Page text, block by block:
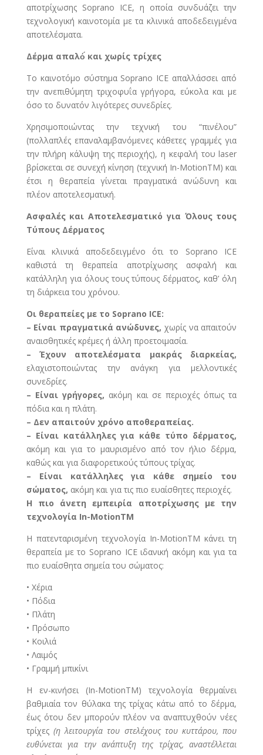
αποτρίχωσης Soprano ICE, η οποία συνδυάζει την
τεχνολογική καινοτομία με τα κλινικά αποδεδειγμένα
αποτελέσματα.
Δέρμα απαλό́ και χωρίς τρίχες
Το καινοτόμο σύστημα Soprano ICE απαλλάσσει από
την ανεπιθύμητη τριχοφυΐα γρήγορα, εύκολα και με
όσο το δυνατόν λιγότερες συνεδρίες.
Χρησιμοποιώντας την τεχνική του “πινέλου”
(πολλαπλές επαναλαμβανόμενες κάθετες γραμμές για
την πλήρη κάλυψη της περιοχής), η κεφαλή του laser
βρίσκεται σε συνεχή κίνηση (τεχνική In-MotionTM) και
έτσι η θεραπεία γίνεται πραγματικά ανώδυνη και
πλέον αποτελεσματική.
Ασφαλές και Αποτελεσματικό για Όλους τους
Τύπους Δέρματος
Είναι κλινικά αποδεδειγμένο ότι το Soprano ICE
καθιστά τη θεραπεία αποτρίχωσης ασφαλή και
κατάλληλη για όλους τους τύπους δέρματος, καθ’ όλη
τη διάρκεια του χρόνου.
Οι θεραπείες με το Soprano ICE:
– Είναι πραγματικά ανώδυνες, χωρίς να απαιτούν
αναισθητικές κρέμες ή άλλη προετοιμασία.
– Έχουν αποτελέσματα μακράς διαρκείας,
ελαχιστοποιώντας την ανάγκη για μελλοντικές
συνεδρίες.
– Είναι γρήγορες, ακόμη και σε περιοχές όπως τα
πόδια και η πλάτη.
– Δεν απαιτούν χρόνο αποθεραπείας.
– Είναι κατάλληλες για κάθε τύπο δέρματος,
ακόμη και για το μαυρισμένο από τον ήλιο δέρμα,
καθώς και για διαφορετικούς τύπους τρίχας.
– Είναι κατάλληλες για κάθε σημείο του
σώματος, ακόμη και για τις πιο ευαίσθητες περιοχές.
Η πιο άνετη εμπειρία αποτρίχωσης με την
τεχνολογία In-MotionTM
Η πατενταρισμένη τεχνολογία In-MotionTM κάνει τη
θεραπεία με το Soprano ICE ιδανική ακόμη και για τα
πιο ευαίσθητα σημεία του σώματος:
• Χέρια
• Πόδια
• Πλάτη
• Πρόσωπο
• Κοιλιά
• Λαιμός
• Γραμμή μπικίνι
Η εν-κινήσει (In-MotionTM) τεχνολογία θερμαίνει
βαθμιαία τον θύλακα της τρίχας κάτω από το δέρμα,
έως ότου δεν μπορούν πλέον να αναπτυχθούν νέες
τρίχες (η λειτουργία του στελέχους του κυττάρου, που
ευθύνεται για την ανάπτυξη της τρίχας, αναστέλλεται